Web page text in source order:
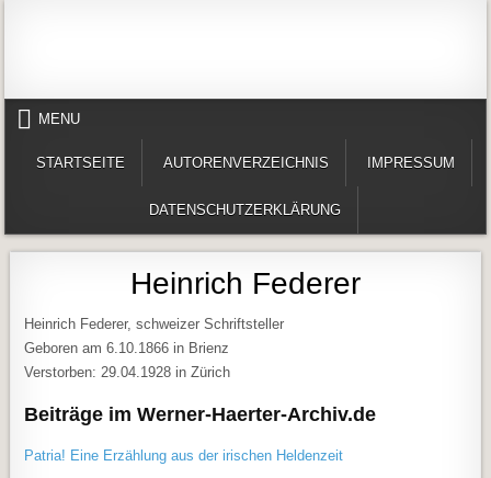
MENU
STARTSEITE AUTORENVERZEICHNIS IMPRESSUM
DATENSCHUTZERKLÄRUNG
Heinrich Federer
Heinrich Federer, schweizer Schriftsteller
Geboren am 6.10.1866 in Brienz
Verstorben: 29.04.1928 in Zürich
Beiträge im Werner-Haerter-Archiv.de
Patria! Eine Erzählung aus der irischen Heldenzeit